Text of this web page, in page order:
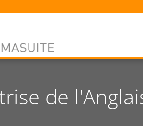
de